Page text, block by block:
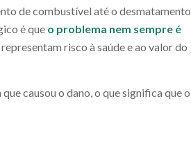
de combustível até o desmatamento
é que o problema nem sempre é
risco à saúde e ao valor do
que causou o dano, o que significa que o